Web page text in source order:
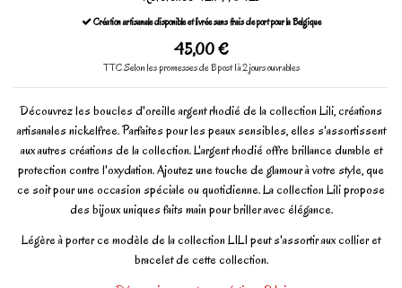
Création artisanale disponible et livrée sans frais de port pour la Belgique
45,00 €
TTCSelon les promesses de Bpost 1à 2 jours ouvrables
Découvrez les boucles d'oreille argent rhodié de la collection Lili, créations
artisanales nickelfree. Parfaites pour les peaux sensibles, elles s'assortissent
aux autres créations de la collection. L'argent rhodié offre brillance durable et
protection contre l'oxydation. Ajoutez une touche de glamour à votre style, que
ce soit pour une occasion spéciale ou quotidienne. La collection Lili propose
des bijoux uniques faits main pour briller avec élégance.
Légère à porter ce modèle de la collection LILI peut s'assortir aux collier et
bracelet de cette collection.